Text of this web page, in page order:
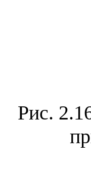
Рис.